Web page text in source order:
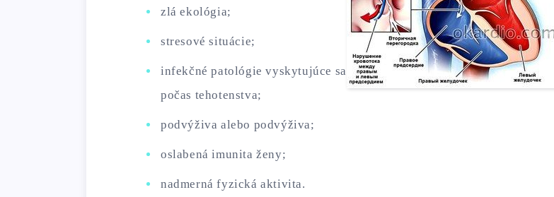
zlá ekológia;
stresové situácie;
infekčné patológie vyskytujúce sa
počas tehotenstva;
podvýživa alebo podvýživa;
oslabená imunita ženy;
nadmerná fyzická aktivita.